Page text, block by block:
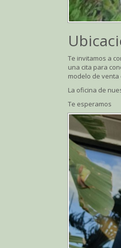
Te invitamos a
una cita para
modelo de venta
La oficina de
Te esperamos